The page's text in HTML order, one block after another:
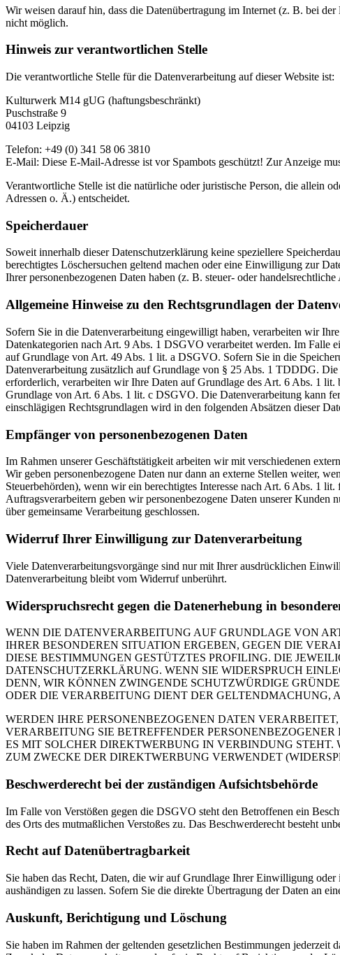
Wir weisen darauf hin, dass die Datenübertragung im Internet (z. B. bei
nicht möglich.
Hinweis zur verantwortlichen Stelle
Die verantwortliche Stelle für die Datenverarbeitung auf dieser Website ist:
Kulturwerk M14 gUG (haftungsbeschränkt)
Puschstraße 9
04103 Leipzig
Telefon: +49 (0) 341 58 06 3810
E-Mail: Diese E-Mail-Adresse ist vor Spambots geschützt! Zur Anzeige
Verantwortliche Stelle ist die natürliche oder juristische Person, die allein
Adressen o. Ä.) entscheidet.
Speicherdauer
Soweit innerhalb dieser Datenschutzerklärung keine speziellere
berechtigtes Löschersuchen geltend machen oder eine Einwilligung zur
Ihrer personenbezogenen Daten haben (z. B. steuer- oder
Allgemeine Hinweise zu den Rechtsgrundlagen der
Sofern Sie in die Datenverarbeitung eingewilligt haben, verarbeiten wir
Datenkategorien nach Art. 9 Abs. 1 DSGVO verarbeitet werden. Im Falle
auf Grundlage von Art. 49 Abs. 1 lit. a DSGVO. Sofern Sie in die
Datenverarbeitung zusätzlich auf Grundlage von § 25 Abs. 1 TDDDG.
erforderlich, verarbeiten wir Ihre Daten auf Grundlage des Art. 6 Abs. 1
Grundlage von Art. 6 Abs. 1 lit. c DSGVO. Die Datenverarbeitung kann
einschlägigen Rechtsgrundlagen wird in den folgenden Absätzen dieser
Empfänger von personenbezogenen Daten
Im Rahmen unserer Geschäftstätigkeit arbeiten wir mit verschiedenen
Wir geben personenbezogene Daten nur dann an externe Stellen weiter,
Steuerbehörden), wenn wir ein berechtigtes Interesse nach Art. 6 Abs. 1
Auftragsverarbeitern geben wir personenbezogene Daten unserer
über gemeinsame Verarbeitung geschlossen.
Widerruf Ihrer Einwilligung zur Datenverarbeitung
Viele Datenverarbeitungsvorgänge sind nur mit Ihrer ausdrücklichen
Datenverarbeitung bleibt vom Widerruf unberührt.
Widerspruchsrecht gegen die Datenerhebung in
WENN DIE DATENVERARBEITUNG AUF GRUNDLAGE VON
IHRER BESONDEREN SITUATION ERGEBEN, GEGEN DIE
DIESE BESTIMMUNGEN GESTÜTZTES PROFILING. DIE
DATENSCHUTZERKLÄRUNG. WENN SIE WIDERSPRUCH
DENN, WIR KÖNNEN ZWINGENDE SCHUTZWÜRDIGE
ODER DIE VERARBEITUNG DIENT DER GELTENDMACHUNG,
WERDEN IHRE PERSONENBEZOGENEN DATEN
VERARBEITUNG SIE BETREFFENDER
ES MIT SOLCHER DIREKTWERBUNG IN VERBINDUNG STEHT.
ZUM ZWECKE DER DIREKTWERBUNG VERWENDET
Beschwerde­recht bei der zuständigen Aufsichts­behörde
Im Falle von Verstößen gegen die DSGVO steht den Betroffenen ein
des Orts des mutmaßlichen Verstoßes zu. Das Beschwerderecht besteht
Recht auf Daten­übertrag­barkeit
Sie haben das Recht, Daten, die wir auf Grundlage Ihrer Einwilligung
aushändigen zu lassen. Sofern Sie die direkte Übertragung der Daten an
Auskunft, Berichtigung und Löschung
Sie haben im Rahmen der geltenden gesetzlichen Bestimmungen